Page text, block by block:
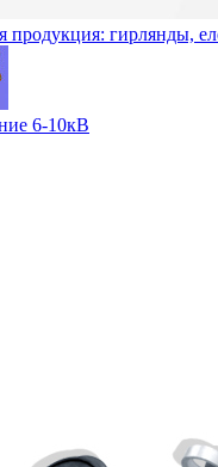
продукция: гирлянды,
6-10кВ